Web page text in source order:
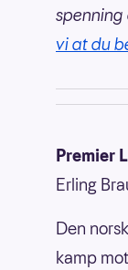
spenning
vi at du
Premier
Erling
Den
kamp